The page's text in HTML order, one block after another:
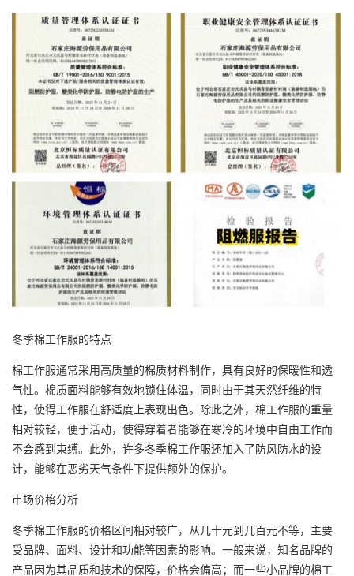
冬季棉工作服的特点
棉工作服通常采用高质量的棉质材料制作，具有良好的保暖性和透
气性。棉质面料能够有效地锁住体温，同时由于其天然纤维的特
性，使得工作服在舒适度上表现出色。除此之外，棉工作服的重量
相对较轻，便于活动，使得穿着者能够在寒冷的环境中自由工作而
不会感到束缚。此外，许多冬季棉工作服还加入了防风防水的设
计，能够在恶劣天气条件下提供额外的保护。
市场价格分析
冬季棉工作服的价格区间相对较广，从几十元到几百元不等，主要
受品牌、面料、设计和功能等因素的影响。一般来说，知名品牌的
产品因为其品质和技术的保障，价格会偏高；而一些小品牌的棉工